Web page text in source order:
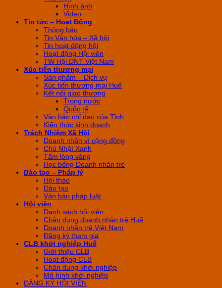
Hình ảnh
Video
Tin tức – Hoạt Động
Thông báo
Tin Văn hóa – Xã hội
Tin hoạt động hội
Hoạt động Hội viên
TW Hội DNT Việt Nam
Xúc tiến thương mại
Sản phẩm – Dịch vụ
Xúc tiến thương mại Huế
Kết nối giao thương
Trong nước
Quốc tế
Văn bản chỉ đạo của Tỉnh
Kiến thức kinh doanh
Trách Nhiệm Xã Hội
Doanh nhân vì cộng đồng
Chủ Nhật Xanh
Tấm lòng vàng
Học bổng Doanh nhân trẻ
Đào tạo – Pháp lý
Hội thảo
Đào tạo
Văn bản pháp luật
Hội viên
Danh sách hội viên
Chân dung doanh nhân trẻ Huế
Doanh nhân trẻ Việt Nam
Đăng ký tham gia
CLB khởi nghiệp Huế
Giới thiệu CLB
Hoạt động CLB
Chân dung khởi nghiệp
Mô hình khởi nghiệp
ĐĂNG KÝ HỘI VIÊN